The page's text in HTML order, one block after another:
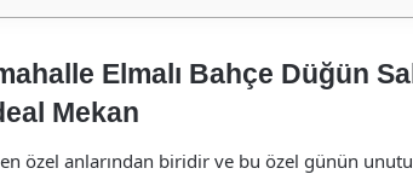
Elmalı Bahçe Düğün
Mekan
en özel anlarından biridir ve bu özel günün